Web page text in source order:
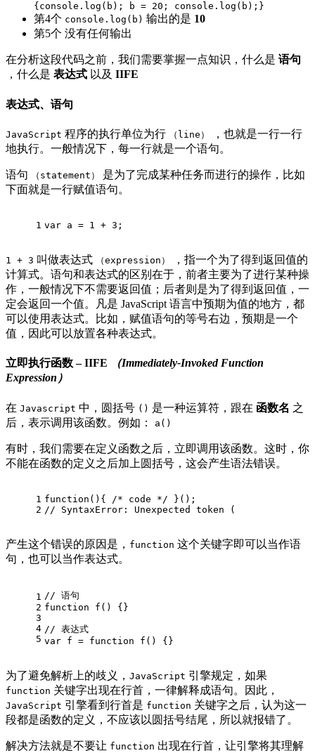
{console.log(b); b = 20; console.log(b);}
第4个 console.log(b) 输出的是 10
第5个 没有任何输出
在分析这段代码之前，我们需要掌握一点知识，什么是 语句
，什么是 表达式 以及 IIFE
表达式、语句
JavaScript 程序的执行单位为行 （line）
，也就是一行一行
地执行。一般情况下，每一行就是一个语句。
语句 （statement）
是为了完成某种任务而进行的操作，比如
下面就是一行赋值语句。
1 var a = 1 + 3 ;
1 + 3 叫做表达式 （expression）
，指一个为了得到返回值的
计算式。语句和表达式的区别在于，前者主要为了进行某种操
作，一般情况下不需要返回值；后者则是为了得到返回值，一
定会返回一个值。凡是 JavaScript 语言中预期为值的地方，都
可以使用表达式。比如，赋值语句的等号右边，预期是一个
值，因此可以放置各种表达式。
立即执行函数 – IIFE
（Immediately-Invoked Function
Expression）
在 Javascript 中，圆括号 () 是一种运算符，跟在 函数名 之
后，表示调用该函数。例如：
a()
有时，我们需要在定义函数之后，立即调用该函数。这时，你
不能在函数的定义之后加上圆括号，这会产生语法错误。
1
2
function ( ) { /* code */ }();
// SyntaxError: Unexpected token (
产生这个错误的原因是， function 这个关键字即可以当作语
句，也可以当作表达式。
1
2
3
4
5
// 语句
function
f ( ) {}
// 表达式
var f = function f ( ) {}
为了避免解析上的歧义， JavaScript 引擎规定，如果
function 关键字出现在行首，一律解释成语句。因此，
JavaScript 引擎看到行首是 function 关键字之后，认为这一
段都是函数的定义，不应该以圆括号结尾，所以就报错了。
解决方法就是不要让 function 出现在行首，让引擎将其理解